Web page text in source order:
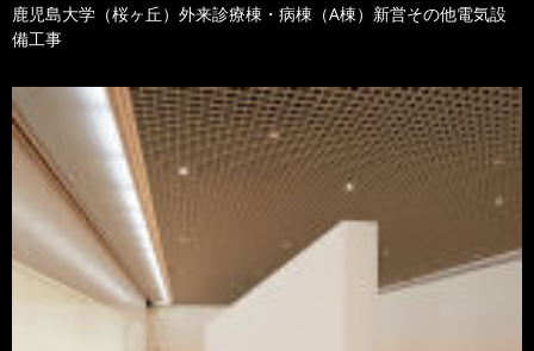
鹿児島大学（桜ヶ丘）外来診療棟・病棟（A棟）新営その他電気設
備工事